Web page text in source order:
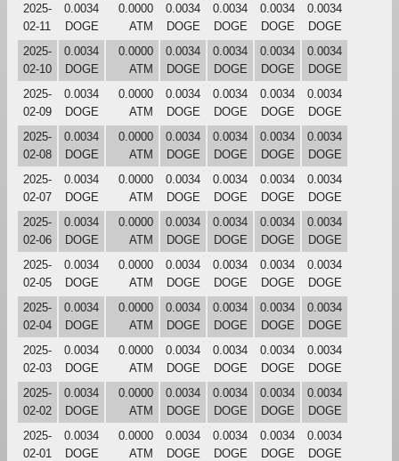
2025-
02-11
0.0034
DOGE
0.0000
ATM
0.0034
DOGE
0.0034
DOGE
0.0034
DOGE
0.0034
DOGE
2025-
02-10
0.0034
DOGE
0.0000
ATM
0.0034
DOGE
0.0034
DOGE
0.0034
DOGE
0.0034
DOGE
2025-
02-09
0.0034
DOGE
0.0000
ATM
0.0034
DOGE
0.0034
DOGE
0.0034
DOGE
0.0034
DOGE
2025-
02-08
0.0034
DOGE
0.0000
ATM
0.0034
DOGE
0.0034
DOGE
0.0034
DOGE
0.0034
DOGE
2025-
02-07
0.0034
DOGE
0.0000
ATM
0.0034
DOGE
0.0034
DOGE
0.0034
DOGE
0.0034
DOGE
2025-
02-06
0.0034
DOGE
0.0000
ATM
0.0034
DOGE
0.0034
DOGE
0.0034
DOGE
0.0034
DOGE
2025-
02-05
0.0034
DOGE
0.0000
ATM
0.0034
DOGE
0.0034
DOGE
0.0034
DOGE
0.0034
DOGE
2025-
02-04
0.0034
DOGE
0.0000
ATM
0.0034
DOGE
0.0034
DOGE
0.0034
DOGE
0.0034
DOGE
2025-
02-03
0.0034
DOGE
0.0000
ATM
0.0034
DOGE
0.0034
DOGE
0.0034
DOGE
0.0034
DOGE
2025-
02-02
0.0034
DOGE
0.0000
ATM
0.0034
DOGE
0.0034
DOGE
0.0034
DOGE
0.0034
DOGE
2025-
02-01
0.0034
DOGE
0.0000
ATM
0.0034
DOGE
0.0034
DOGE
0.0034
DOGE
0.0034
DOGE